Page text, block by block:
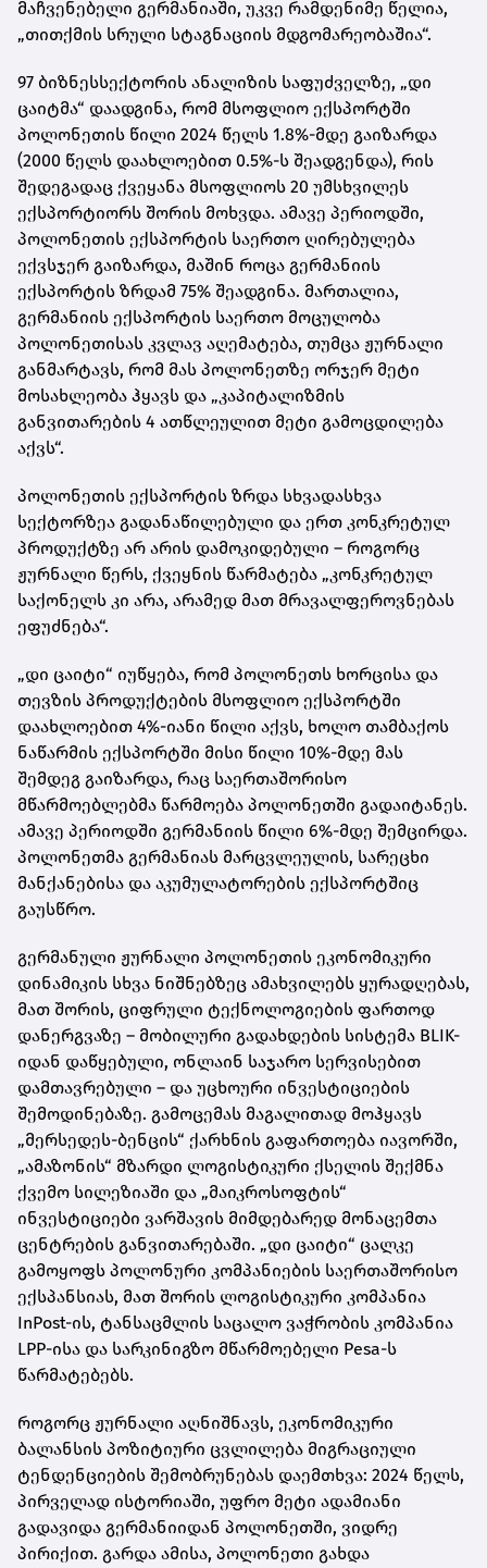
მაჩვენებელი გერმანიაში, უკვე რამდენიმე წელია,
„თითქმის სრული სტაგნაციის მდგომარეობაშია“.
97 ბიზნესსექტორის ანალიზის საფუძველზე, „დი
ცაიტმა“ დაადგინა, რომ მსოფლიო ექსპორტში
პოლონეთის წილი 2024 წელს 1.8%-მდე გაიზარდა
(2000 წელს დაახლოებით 0.5%-ს შეადგენდა), რის
შედეგადაც ქვეყანა მსოფლიოს 20 უმსხვილეს
ექსპორტიორს შორის მოხვდა. ამავე პერიოდში,
პოლონეთის ექსპორტის საერთო ღირებულება
ექვსჯერ გაიზარდა, მაშინ როცა გერმანიის
ექსპორტის ზრდამ 75% შეადგინა. მართალია,
გერმანიის ექსპორტის საერთო მოცულობა
პოლონეთისას კვლავ აღემატება, თუმცა ჟურნალი
განმარტავს, რომ მას პოლონეთზე ორჯერ მეტი
მოსახლეობა ჰყავს და „კაპიტალიზმის
განვითარების 4 ათწლეულით მეტი გამოცდილება
აქვს“.
პოლონეთის ექსპორტის ზრდა სხვადასხვა
სექტორზეა გადანაწილებული და ერთ კონკრეტულ
პროდუქტზე არ არის დამოკიდებული – როგორც
ჟურნალი წერს, ქვეყნის წარმატება „კონკრეტულ
საქონელს კი არა, არამედ მათ მრავალფეროვნებას
ეფუძნება“.
„დი ცაიტი“ იუწყება, რომ პოლონეთს ხორცისა და
თევზის პროდუქტების მსოფლიო ექსპორტში
დაახლოებით 4%-იანი წილი აქვს, ხოლო თამბაქოს
ნაწარმის ექსპორტში მისი წილი 10%-მდე მას
შემდეგ გაიზარდა, რაც საერთაშორისო
მწარმოებლებმა წარმოება პოლონეთში გადაიტანეს.
ამავე პერიოდში გერმანიის წილი 6%-მდე შემცირდა.
პოლონეთმა გერმანიას მარცვლეულის, სარეცხი
მანქანებისა და აკუმულატორების ექსპორტშიც
გაუსწრო.
გერმანული ჟურნალი პოლონეთის ეკონომიკური
დინამიკის სხვა ნიშნებზეც ამახვილებს ყურადღებას,
მათ შორის, ციფრული ტექნოლოგიების ფართოდ
დანერგვაზე – მობილური გადახდების სისტემა BLIK-
იდან დაწყებული, ონლაინ საჯარო სერვისებით
დამთავრებული – და უცხოური ინვესტიციების
შემოდინებაზე. გამოცემას მაგალითად მოჰყავს
„მერსედეს-ბენცის“ ქარხნის გაფართოება იავორში,
„ამაზონის“ მზარდი ლოგისტიკური ქსელის შექმნა
ქვემო სილეზიაში და „მაიკროსოფტის“
ინვესტიციები ვარშავის მიმდებარედ მონაცემთა
ცენტრების განვითარებაში. „დი ცაიტი“ ცალკე
გამოყოფს პოლონური კომპანიების საერთაშორისო
ექსპანსიას, მათ შორის ლოგისტიკური კომპანია
InPost-ის, ტანსაცმლის საცალო ვაჭრობის კომპანია
LPP-ისა და სარკინიგზო მწარმოებელი Pesa-ს
წარმატებებს.
როგორც ჟურნალი აღნიშნავს, ეკონომიკური
ბალანსის პოზიტიური ცვლილება მიგრაციული
ტენდენციების შემობრუნებას დაემთხვა: 2024 წელს,
პირველად ისტორიაში, უფრო მეტი ადამიანი
გადავიდა გერმანიიდან პოლონეთში, ვიდრე
პირიქით. გარდა ამისა, პოლონეთი გახდა